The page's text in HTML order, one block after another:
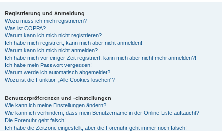
Registrierung und Anmeldung
Wozu muss ich mich registrieren?
Was ist COPPA?
Warum kann ich mich nicht registrieren?
Ich habe mich registriert, kann mich aber nicht anmelden!
Warum kann ich mich nicht anmelden?
Ich habe mich vor einiger Zeit registriert, kann mich aber nicht mehr anmelden?!
Ich habe mein Passwort vergessen!
Warum werde ich automatisch abgemeldet?
Wozu ist die Funktion „Alle Cookies löschen“?
Benutzerpräferenzen und -einstellungen
Wie kann ich meine Einstellungen ändern?
Wie kann ich verhindern, dass mein Benutzername in der Online-Liste auftaucht?
Die Forenuhr geht falsch!
Ich habe die Zeitzone eingestellt, aber die Forenuhr geht immer noch falsch!